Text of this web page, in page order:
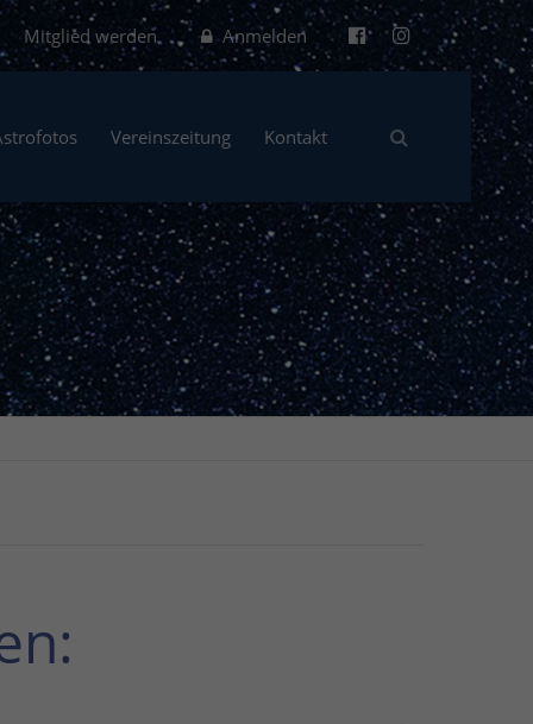
Anmelden
Mitglied werden
Vereinszeitung Kontakt